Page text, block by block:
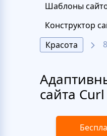
Шаблоны
Конструктор
Красота
сайта Curl